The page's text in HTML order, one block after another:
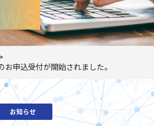
お申込受付が開始されました。
お知らせ